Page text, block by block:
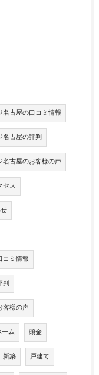
古屋の口コミ情報
名古屋の評判
古屋のお客様の声
セス
コミ情報
判
客様の声
ム 頭金
新築 戸建て